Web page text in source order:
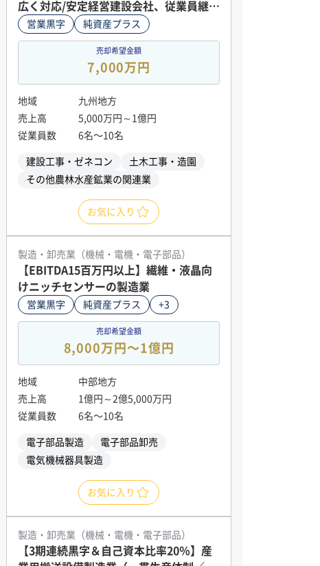
広く対応/安定経営建設会社、従業員継続
希望営業黒字 純資産プラス
売却希望金額
7,000万円
地域
九州地方
売上高
5,000万円～1億円
従業員数
6名〜10名
建設工事・ゼネコン
土木工事・造園
その他農林水産鉱業の関連業
お気に入り
製造・卸売業（機械・電機・電子部品）
【EBITDA15百万円以上】繊維・液晶向
けニッチセンサーの製造業
営業黒字 純資産プラス +3
売却希望金額
8,000万円〜1億円
地域
中部地方
売上高
1億円～2億5,000万円
従業員数
6名〜10名
電子部品製造
電子部品卸売
電気機械器具製造
お気に入り
製造・卸売業（機械・電機・電子部品）
【3期連続黒字＆自己資本比率20％】産